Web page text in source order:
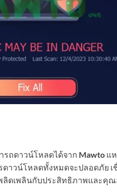
รถดาวน์โหลดได้จาก Mawto แ
วน์โหลดทั้งหมดจะปลอดภัย เ
ลิดเพลินกับประสิทธิภาพและคุ